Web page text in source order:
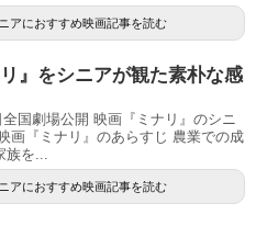
アにおすすめ映画記事を読む
』をシニアが観た素朴な感
国劇場公開 映画『ミナリ』のシニ
画『ミナリ』のあらすじ 農業での成
を...
アにおすすめ映画記事を読む